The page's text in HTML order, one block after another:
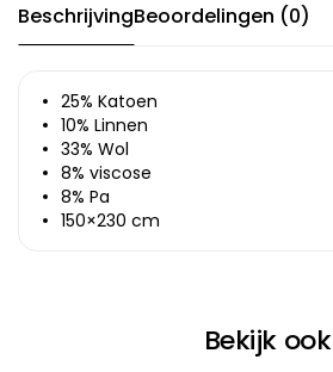
BeschrijvingBeoordelingen (0)
25% Katoen
10% Linnen
33% Wol
8% viscose
8% Pa
150×230 cm
Bekijk ook